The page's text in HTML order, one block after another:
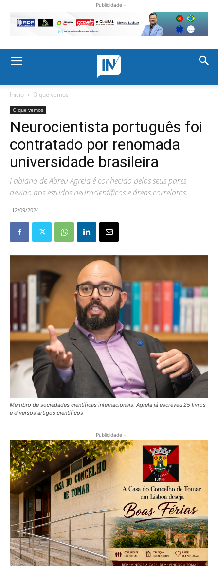
- Publicidade -
Início O que vemos
O que vemos
Neurocientista português foi
contratado por renomada
universidade brasileira
Fabiano de Abreu Agrela é conhecido pelos seus pares
devido aos estudos neurocientíficos e áreas correlatas
12/09/2024
Membro de sociedades científicas internacionais, Agrela já escreveu 25 livros
e diversos artigos científicos
- Publicidade -